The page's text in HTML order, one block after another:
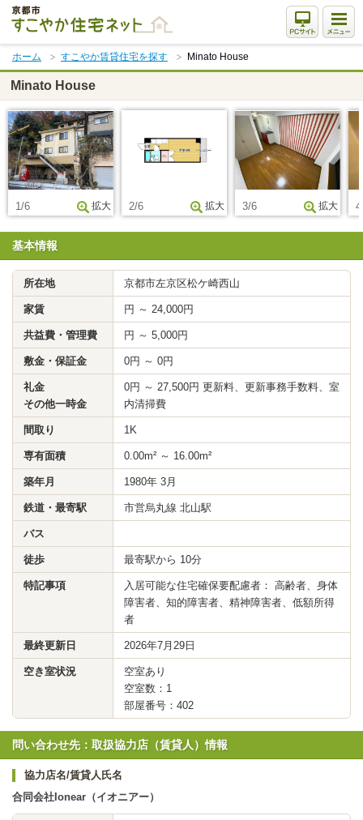
本
文
ま
で
ス
キ
ッ
プ
ホーム すこやか賃貸住宅を探す Minato House
Minato House
1/6 拡大 2/6 拡大 3/6 拡大
基本情報
所在地 京都市左京区松ケ崎西山
家賃 円 ～ 24,000円
共益費・管理費 円 ～ 5,000円
敷金・保証金 0円 ～ 0円
礼金
その他一時金
0円 ～ 27,500円 更新料、更新事務手数料、室
内清掃費
間取り 1K
専有面積 0.00m² ～ 16.00m²
築年月 1980年 3月
鉄道・最寄駅 市営烏丸線 北山駅
バス
徒歩 最寄駅から 10分
特記事項
入居可能な住宅確保要配慮者： 高齢者、身体
障害者、知的障害者、精神障害者、低額所得
者
最終更新日 2026年7月29日
空き室状況
空室あり
空室数：1
部屋番号：402
問い合わせ先：取扱協力店（賃貸人）情報
協力店名/賃貸人氏名
合同会社Ionear（イオニアー）